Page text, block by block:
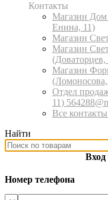
Контакты
Магазин Дом
Енина, 11)
Магазин
Магазин
(Доваторцев,
Магазин
Отдел
11)
Все
Найти
Вход
Номер телефона